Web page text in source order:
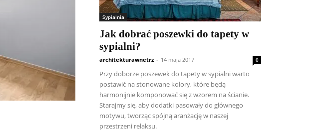
Sypialnia
Jak dobrać poszewki do tapety w
sypialni?
architekturawnetrz - 14 maja 2017 0
Przy doborze poszewek do tapety w sypialni warto
postawić na stonowane kolory, które będą
harmonijnie komponować się z wzorem na ścianie.
Starajmy się, aby dodatki pasowały do głównego
motywu, tworząc spójną aranżację w naszej
przestrzeni relaksu.